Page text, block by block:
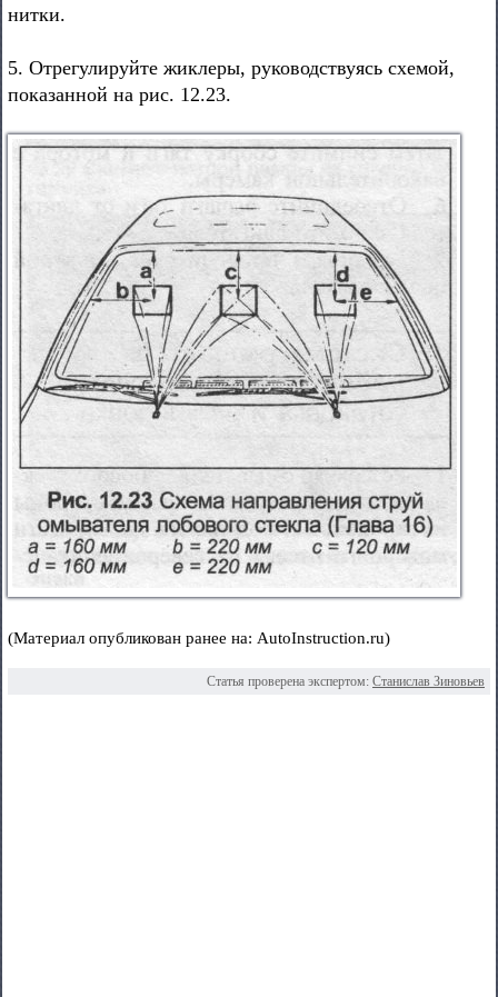
нитки.
5. Отрегулируйте жиклеры, руководствуясь схемой,
показанной на рис. 12.23.
(Материал опубликован ранее на: AutoInstruction.ru)
Статья проверена экспертом: Станислав Зиновьев